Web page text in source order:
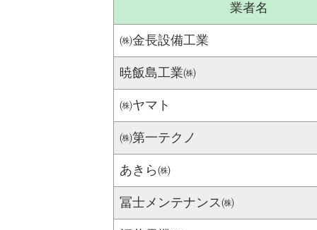
業者名
㈱金長設備工業
暁飯島工業㈱
㈱ヤマト
㈱第一テクノ
あきら㈱
冨士メンテナンス㈱